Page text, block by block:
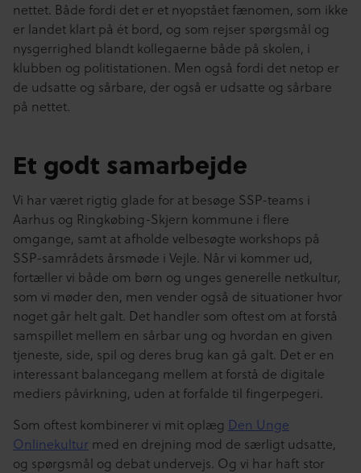
nettet. Både fordi det er et nyopstået fænomen, som ikke
er landet klart på ét bord, og som rejser spørgsmål og
nysgerrighed blandt kollegaerne både på skolen, i
klubben og politistationen. Men også fordi det netop er
de udsatte og sårbare, der også er udsatte og sårbare
på nettet.
Et godt samarbejde
Vi har været rigtig glade for at besøge SSP-teams i
Aarhus og Ringkøbing-Skjern kommune i flere
omgange, samt at afholde velbesøgte workshops på
SSP-samrådets årsmøde i Vejle. Når vi kommer ud,
fortæller vi både om børn og unges generelle netkultur,
som vi møder den, men vender også de situationer hvor
noget går helt galt. Det handler som oftest om at forstå
samspillet mellem en sårbar ung og hvordan en given
tjeneste, side, spil og deres brug kan gå galt. Det er en
interessant balancegang mellem at forstå de digitale
mediers påvirkning, uden at forfalde til fingerpegeri.
Som oftest kombinerer vi mit oplæg Den Unge
Onlinekultur med en drejning mod de særligt udsatte,
og spørgsmål og debat undervejs. Og vi har haft stor